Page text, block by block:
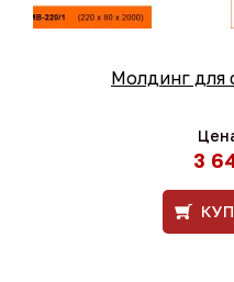
Молдинг для
3